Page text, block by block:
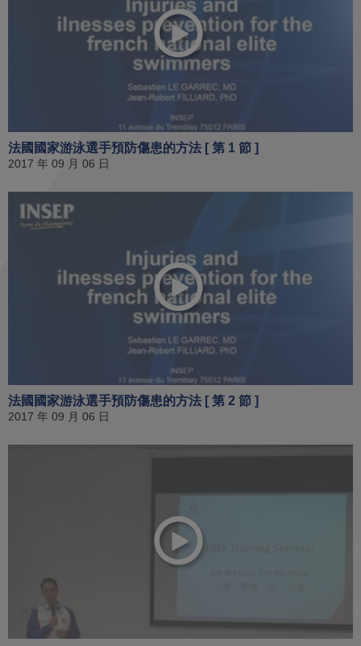
法國國家游泳選手預防傷患的方法 [ 第 1 節 ]
2017 年 09 月 06 日
法國國家游泳選手預防傷患的方法 [ 第 2 節 ]
2017 年 09 月 06 日